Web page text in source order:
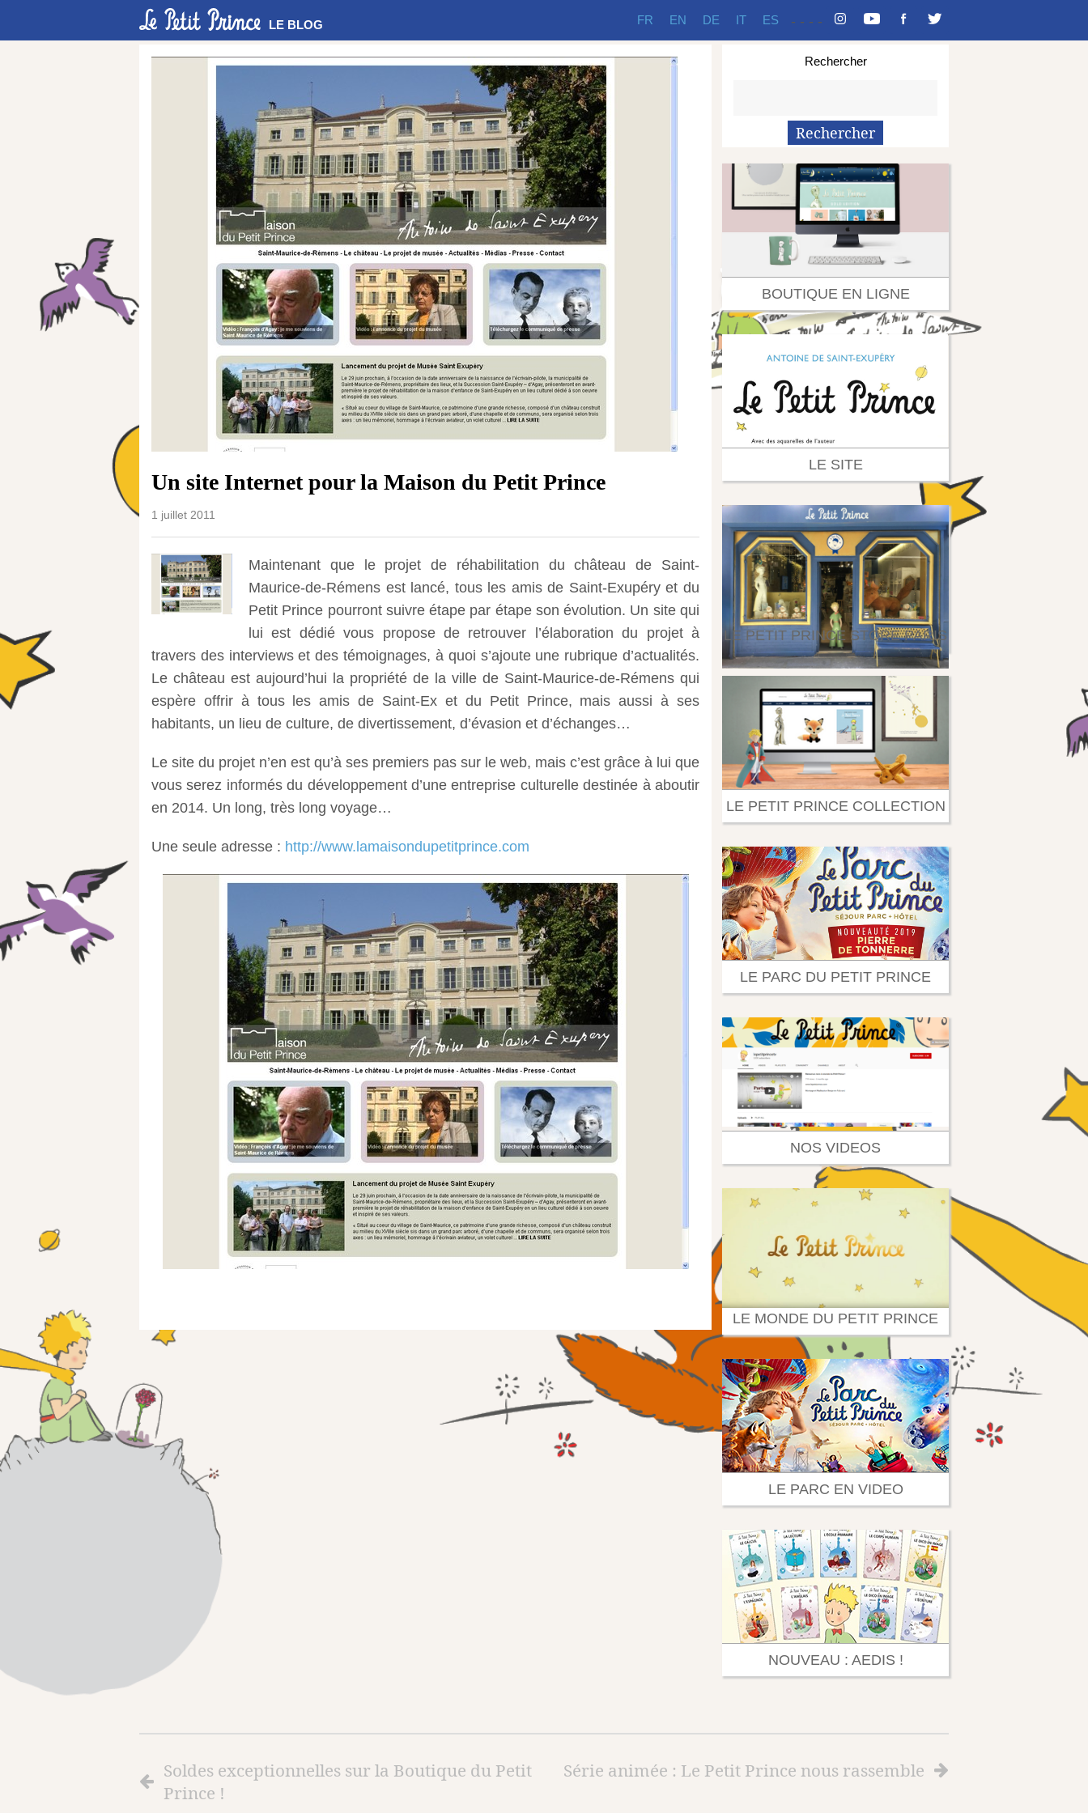
LE BLOG - - - -
FR EN DE IT ES
Un site Internet pour la Maison du Petit Prince
1 juillet 2011
Maintenant que le projet de réhabilitation du château de Saint-
Maurice-de-Rémens est lancé, tous les amis de Saint-Exupéry et du
Petit Prince pourront suivre étape par étape son évolution. Un site qui
lui est dédié vous propose de retrouver l’élaboration du projet à
travers des interviews et des témoignages, à quoi s’ajoute une rubrique d’actualités.
Le château est aujourd’hui la propriété de la ville de Saint-Maurice-de-Rémens qui
espère offrir à tous les amis de Saint-Ex et du Petit Prince, mais aussi à ses
habitants, un lieu de culture, de divertissement, d’évasion et d’échanges…
Le site du projet n’en est qu’à ses premiers pas sur le web, mais c’est grâce à lui que
vous serez informés du développement d’une entreprise culturelle destinée à aboutir
en 2014. Un long, très long voyage…
Une seule adresse : http://www.lamaisondupetitprince.com
Rechercher
BOUTIQUE EN LIGNE
LE SITE
LE PETIT PRINCE STORE PARIS
LE PETIT PRINCE COLLECTION
LE PARC DU PETIT PRINCE
NOS VIDEOS
LE MONDE DU PETIT PRINCE
LE PARC EN VIDEO
NOUVEAU : AEDIS !
Soldes exceptionnelles sur la Boutique du Petit
Prince !
Série animée : Le Petit Prince nous rassemble